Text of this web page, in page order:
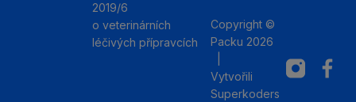
2019/6
o veterinárních
léčivých přípravcích
Copyright ©
Packu 2026
Vytvořili
Superkoders
Instagram